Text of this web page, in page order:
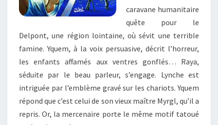
caravane humanitaire
quête pour le
Delpont, une région lointaine, où sévit une terrible
famine. Yquem, à la voix persuasive, décrit l’horreur,
les enfants affamés aux ventres gonflés… Raya,
séduite par le beau parleur, s’engage. Lynche est
intriguée par l’emblème gravé sur les chariots. Yquem
répond que c’est celui de son vieux maître Myrgl, qu’il a
repris. Or, la mercenaire porte le même motif tatoué